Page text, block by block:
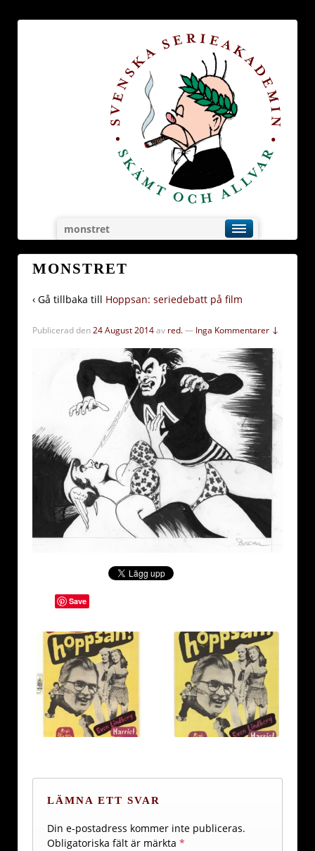
monstret
MONSTRET
‹ Gå tillbaka till Hoppsan: seriedebatt på film
Publicerad den24 August 2014av red.— Inga Kommentarer ↓
Save
LÄMNA ETT SVAR
Din e-postadress kommer inte publiceras.
Obligatoriska fält är märkta *